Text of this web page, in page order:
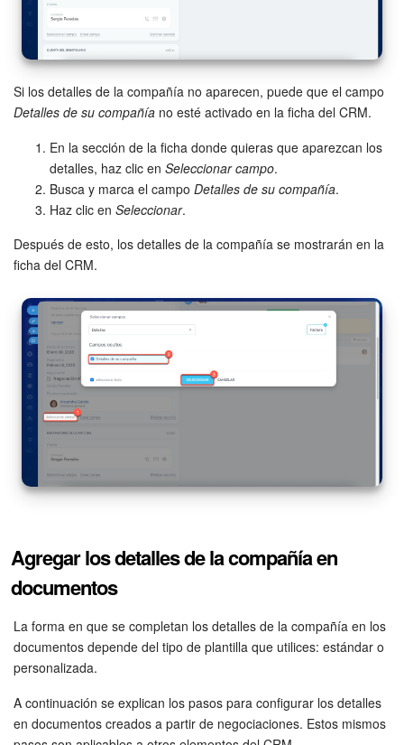
Si los detalles de la compañía no aparecen, puede que el campo
Detalles de su compañía no esté activado en la ficha del CRM.
En la sección de la ficha donde quieras que aparezcan los
detalles, haz clic en Seleccionar campo.
Busca y marca el campo Detalles de su compañía.
Haz clic en Seleccionar.
Después de esto, los detalles de la compañía se mostrarán en la
ficha del CRM.
Agregar los detalles de la compañía en
documentos
La forma en que se completan los detalles de la compañía en los
documentos depende del tipo de plantilla que utilices: estándar o
personalizada.
A continuación se explican los pasos para configurar los detalles
en documentos creados a partir de negociaciones. Estos mismos